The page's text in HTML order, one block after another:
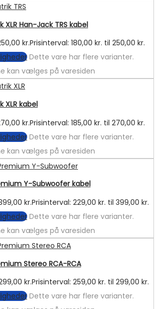
XLR Han-Jack TRS kabel
kr.Prisinterval: 180,00 kr. til 250,00 kr.
Dette vare har flere varianter.
kan vælges på varesiden
XLR kabel
kr.Prisinterval: 185,00 kr. til 270,00 kr.
Dette vare har flere varianter.
kan vælges på varesiden
Y-Subwoofer kabel
kr.Prisinterval: 229,00 kr. til 399,00 kr.
Dette vare har flere varianter.
kan vælges på varesiden
Stereo RCA-RCA
kr.Prisinterval: 259,00 kr. til 299,00 kr.
Dette vare har flere varianter.